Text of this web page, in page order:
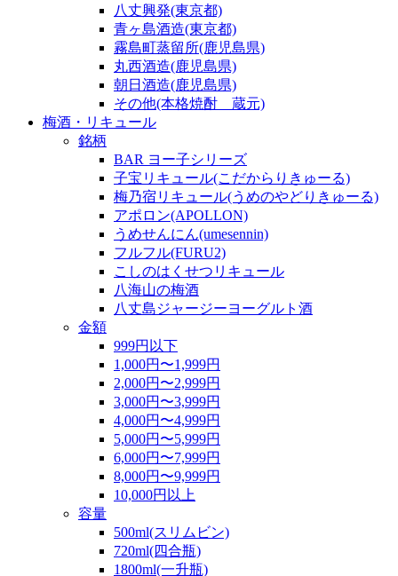
八丈興発(東京都)
青ヶ島酒造(東京都)
霧島町蒸留所(鹿児島県)
丸西酒造(鹿児島県)
朝日酒造(鹿児島県)
その他(本格焼酎 蔵元)
梅酒・リキュール
銘柄
BAR ヨー子シリーズ
子宝リキュール(こだからりきゅーる)
梅乃宿リキュール(うめのやどりきゅーる)
アポロン(APOLLON)
うめせんにん(umesennin)
フルフル(FURU2)
こしのはくせつリキュール
八海山の梅酒
八丈島ジャージーヨーグルト酒
金額
999円以下
1,000円〜1,999円
2,000円〜2,999円
3,000円〜3,999円
4,000円〜4,999円
5,000円〜5,999円
6,000円〜7,999円
8,000円〜9,999円
10,000円以上
容量
500ml(スリムビン)
720ml(四合瓶)
1800ml(一升瓶)